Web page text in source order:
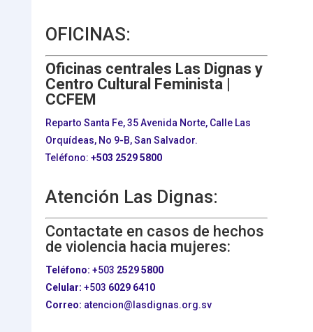
OFICINAS:
Oficinas centrales Las Dignas y
Centro Cultural Feminista |
CCFEM
Reparto Santa Fe, 35 Avenida Norte, Calle Las
Orquídeas, No 9-B, San Salvador.
Teléfono: +503 2529 5800
Atención Las Dignas:
Contactate en casos de hechos
de violencia hacia mujeres:
Teléfono: +503 2529 5800
Celular: +503 6029 6410
Correo: atencion@lasdignas.org.sv